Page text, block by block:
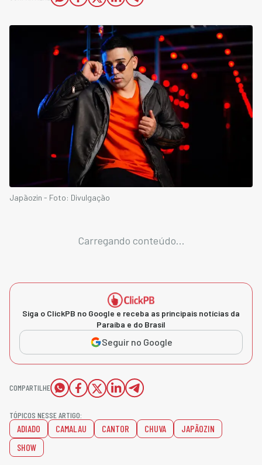
Japãozin - Foto: Divulgação
Carregando conteúdo...
Siga o ClickPB no Google e receba as principais notícias da
Paraíba e do Brasil
Seguir no Google
COMPARTILHE
TÓPICOS NESSE ARTIGO:
ADIADO CAMALAU CANTOR CHUVA
JAPÃOZIN
SHOW